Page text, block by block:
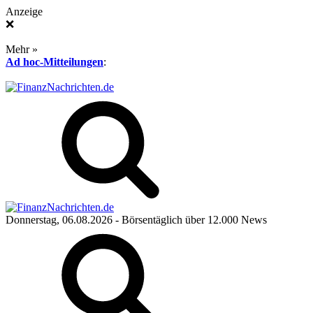
Anzeige
❌
Mehr »
Ad hoc-Mitteilungen:
Donnerstag, 06.08.2026 - Börsentäglich über 12.000 News